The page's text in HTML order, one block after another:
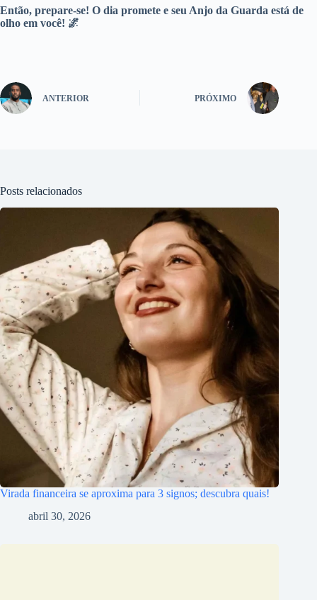
Então, prepare-se! O dia promete e seu Anjo da Guarda está de
olho em você! 🌌
ANTERIOR PRÓXIMO
Posts relacionados
Virada financeira se aproxima para 3 signos; descubra quais!
abril 30, 2026